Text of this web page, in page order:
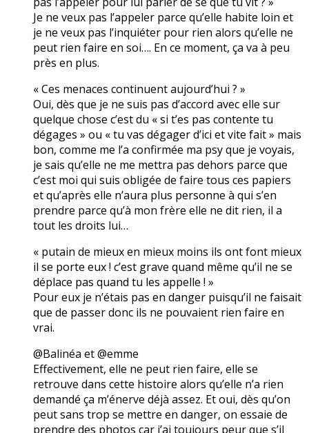
Je ne veux pas l’appeler parce qu’elle habite loin et
je ne veux pas l’inquiéter pour rien alors qu’elle ne
peut rien faire en soi…. En ce moment, ça va à peu
près en plus.
« Ces menaces continuent aujourd’hui ? »
Oui, dès que je ne suis pas d’accord avec elle sur
quelque chose c’est du « si t’es pas contente tu
dégages » ou « tu vas dégager d’ici et vite fait » mais
bon, comme me l’a confirmée ma psy que je voyais,
je sais qu’elle ne me mettra pas dehors parce que
c’est moi qui suis obligée de faire tous ces papiers
et qu’après elle n’aura plus personne à qui s’en
prendre parce qu’à mon frère elle ne dit rien, il a
tout les droits lui…
« putain de mieux en mieux moins ils ont font mieux
il se porte eux ! c’est grave quand même qu’il ne se
déplace pas quand tu les appelle ! »
Pour eux je n’étais pas en danger puisqu’il ne faisait
que de passer donc ils ne pouvaient rien faire en
vrai.
@Balinéa et @emme
Effectivement, elle ne peut rien faire, elle se
retrouve dans cette histoire alors qu’elle n’a rien
demandé ça m’énerve déjà assez. Et oui, dès qu’on
peut sans trop se mettre en danger, on essaie de
prendre des photos car j’ai toujours peur que s’il